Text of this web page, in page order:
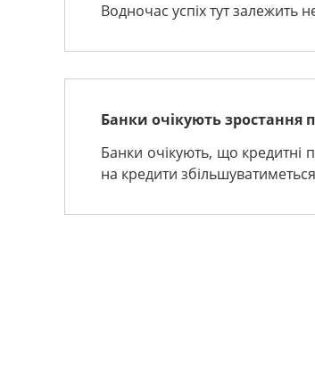
Водночас успіх тут залежить
Банки очікують зростання
Банки очікують, що кредитні
на кредити